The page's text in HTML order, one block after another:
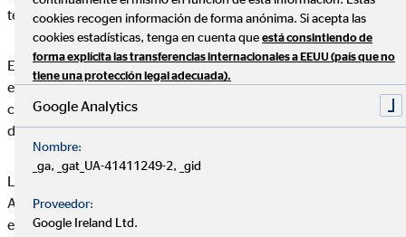
términos legales recogidos en este texto.
Edgar Aguado Martín se reserva el derecho a realizar cambios
en el Web de sin previo aviso, con el objeto de actualizar,
corregir, modificar, añadir o eliminar los contenidos del Web
de Edgar Aguado Martín o de su diseño.
Las condiciones y términos que se recogen en el presente
Aviso Legal pueden variar, por lo que le invitamos a que revise
estos términos cuando visite de nuevo el Web de Edgar Aguado
cookies recogen información de forma anónima. Si acepta las
cookies estadísticas, tenga en cuenta que está consintiendo de
forma explícita las transferencias internacionales a EEUU (país que no
tiene una protección legal adecuada).
Google Analytics
Nombre:
_ga, _gat_UA-41411249-2, _gid
Proveedor:
Google Ireland Ltd.